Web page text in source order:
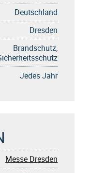
Deutschland
Dresden
Brandschutz,
Jedes Jahr
Messe Dresden